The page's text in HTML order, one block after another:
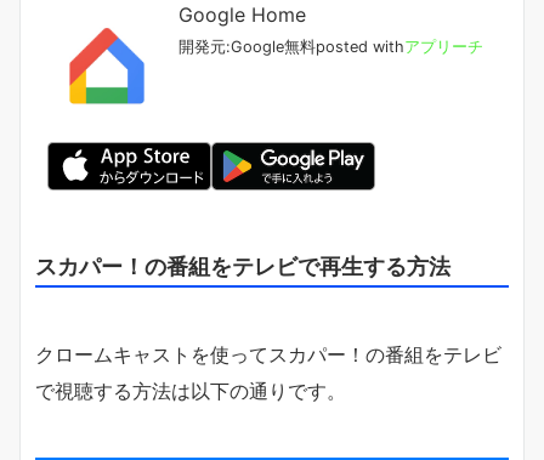
Google Home
開発元:Google無料posted withアプリーチ
スカパー！の番組をテレビで再生する方法
クロームキャストを使ってスカパー！の番組をテレビ
で視聴する方法は以下の通りです。